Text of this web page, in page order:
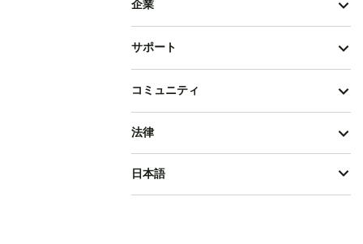
企業
サポート
コミュニティ
法律
日本語